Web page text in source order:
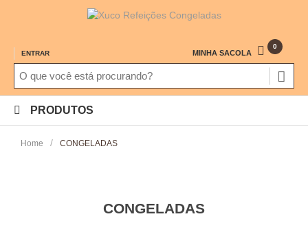
ENTRAR MINHA SACOLA
0
PRODUTOS
Home / CONGELADAS
CONGELADAS